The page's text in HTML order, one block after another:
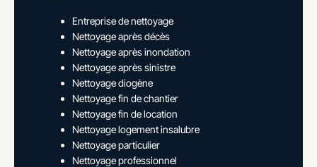
Entreprise de nettoyage
Nettoyage après décès
Nettoyage après inondation
Nettoyage après sinistre
Nettoyage diogène
Nettoyage fin de chantier
Nettoyage fin de location
Nettoyage logement insalubre
Nettoyage particulier
Nettoyage professionnel